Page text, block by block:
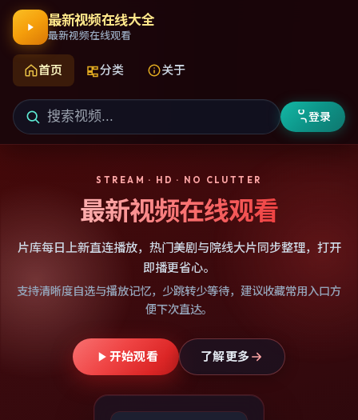
最新视频在线大全
最新视频在线观看
首页 分类 关于
登录
STREAM · HD · NO CLUTTER
最新视频在线观看
片库每日上新直连播放，热门美剧与院线大片同步整理，打开
即播更省心。
支持清晰度自选与播放记忆，少跳转少等待，建议收藏常用入口方
便下次直达。
开始观看 了解更多